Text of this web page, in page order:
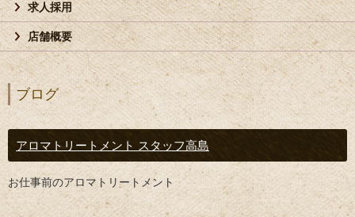
求人採用
店舗概要
ブログ
アロマトリートメント スタッフ高島
お仕事前のアロマトリートメント